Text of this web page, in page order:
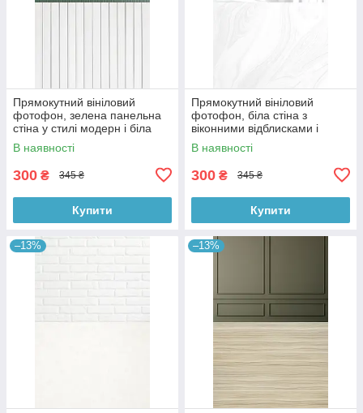
Прямокутний вініловий
фотофон, зелена панельна
стіна у стилі модерн і біла
дерев’яна підлога 60×90 см,
№57109
В наявності
300 ₴ 345 ₴
Купити
Прямокутний вініловий
фотофон, біла стіна з
віконними відблисками і
мармурова підлога 60×90 см,
№57124
В наявності
300 ₴ 345 ₴
Купити
–13% –13%